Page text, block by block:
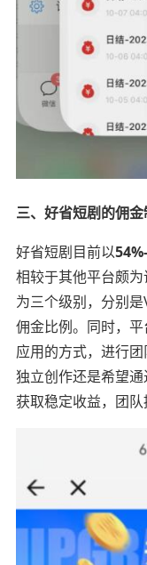
三、好省短剧的佣
好省短剧目前以
相较于其他平台颇
为三个级别，分别
佣金比例。同时，
应用的方式，进行
独立创作还是希望
获取稳定收益，团队